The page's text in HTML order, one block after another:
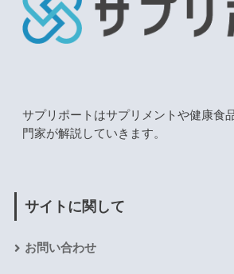
サプリポートはサプリメントや健康食
門家が解説していきます。
サイトに関して
お問い合わせ